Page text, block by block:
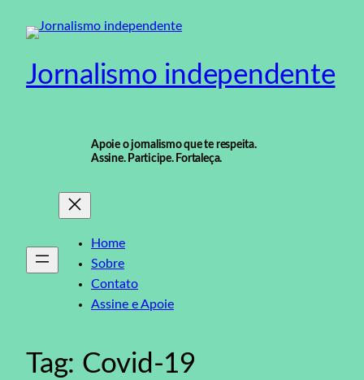
para
conteúdo
Jornalismo independente
Apoie o jornalismo que te respeita.
Assine. Participe. Fortaleça.
Home
Sobre
Contato
Assine e Apoie
Tag: Covid-19